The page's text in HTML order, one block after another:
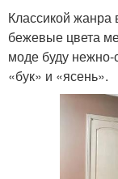
Классикой жанра
бежевые цвета
моде буду нежно-
«бук» и «ясень».